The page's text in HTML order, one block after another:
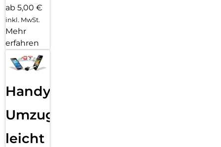
ab 5,00 €
inkl. MwSt.
Mehr
erfahren
Handy
Umzug
leicht